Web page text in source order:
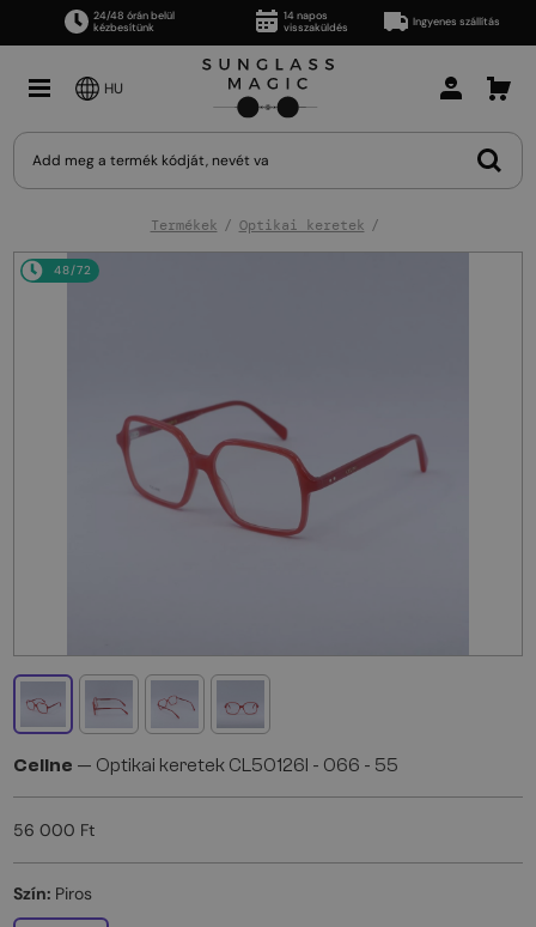
24/48 órán belül
kézbesítünk
14 napos
visszaküldés
Ingyenes szállítás
HU
Termékek Optikai keretek
48/72
Celine — Optikai keretek CL50126I - 066 - 55
56 000 Ft
Szín: Piros